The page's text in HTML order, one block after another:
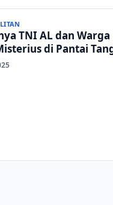
TNI AL dan
di Pantai